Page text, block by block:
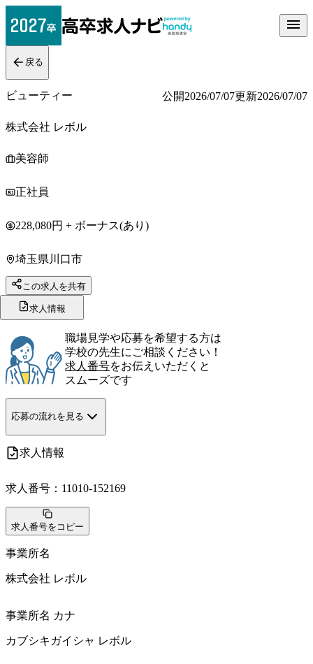
戻る
ビューティー 公開2026/07/07更新2026/07/07
株式会社 レボル
美容師
正社員
228,080円 + ボーナス(あり)
埼玉県川口市
この求人を共有
求人情報
職場見学や応募を希望する方は
学校の先生にご相談ください！
求人番号をお伝えいただくと
スムーズです
応募の流れを見る
求人情報
求人番号： 11010-152169
求人番号をコピー
事業所名
株式会社 レボル
事業所名 カナ
カブシキガイシャ レボル